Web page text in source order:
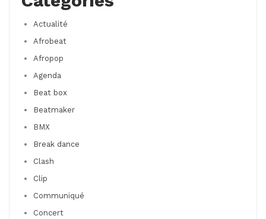
Actualité
Afrobeat
Afropop
Agenda
Beat box
Beatmaker
BMX
Break dance
Clash
Clip
Communiqué
Concert